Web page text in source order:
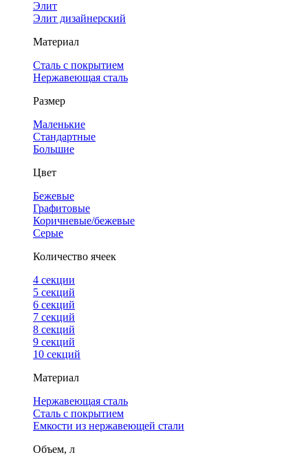
Элит
Элит дизайнерский
Материал
Сталь с покрытием
Нержавеющая сталь
Размер
Маленькие
Стандартные
Большие
Цвет
Бежевые
Графитовые
Коричневые/бежевые
Серые
Количество ячеек
4 cекции
5 секций
6 секций
7 секций
8 секций
9 секций
10 секций
Материал
Нержавеющая сталь
Сталь с покрытием
Емкости из нержавеющей стали
Объем, л